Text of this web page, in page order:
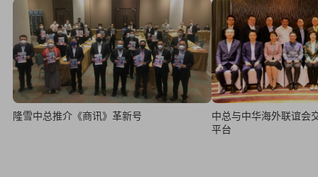
隆雪中总推介《商讯》革新号
中总与中华海外联谊会
平台